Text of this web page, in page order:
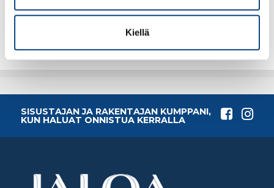
Kiellä
SISUSTAJAN JA RAKENTAJAN KUMPPANI,
KUN HALUAT ONNISTUA KERRALLA